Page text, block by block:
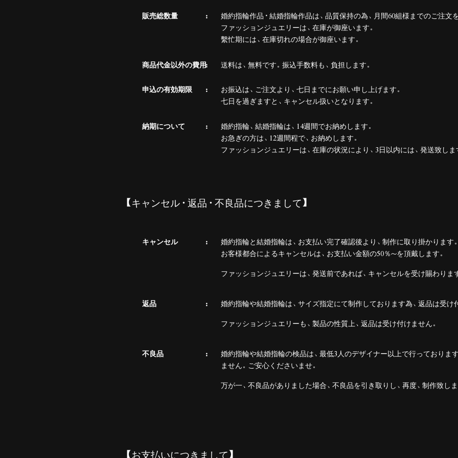
販売総数量
婚約指輪作品・結婚指輪作品は、品質保持の為、月間60組様までのご注文
ファッションジュエリーは、在庫が御座います。
繫忙期には、在庫切れの場合が御座います。
商品代金以外の費用 送料は、無料です。振込手数料も、負担します。
申込の有効期限
お振込は、ご注文より、七日までにお願い申し上げます。
七日を過ぎますと、キャンセル扱いとなります。
納期について
婚約指輪、結婚指輪は、14週間でお納めします。
お急ぎの方は、12週間程で、お納めします。
ファッションジュエリーは、在庫の状況により、3日以内には、発送致しま
【キャンセル・返品・不良品につきまして】
キャンセル
婚約指輪と結婚指輪は、お支払い完了確認後より、制作に取り掛かります。
お客様都合によるキャンセルは、お支払い金額の50％～を頂戴します。
ファッションジュエリーは、発送前であれば、キャンセルを受け賜わりま
返品 婚約指輪や結婚指輪は、サイズ指定にて制作しております為、返品は受け
ファッションジュエリーも、製品の性質上、返品は受け付けません。
不良品
婚約指輪や結婚指輪の検品は、最低3人のデザイナー以上で行っておりま
ません。ご安心くださいませ。
万が一、不良品がありました場合、不良品を引き取りし、再度、制作致しま
【お支払いにつきまして】